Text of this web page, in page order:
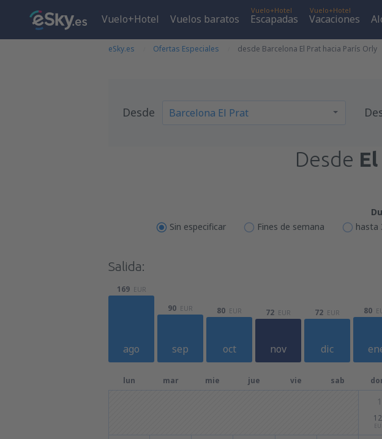
Vuelo+Hotel Vuelos baratos
Vuelo+Hotel
Escapadas
Vuelo+Hotel
Vacaciones
eSky.es Ofertas Especiales desde Barcelona El Prat hacia París Orly
Desde
Desde
Sin especificar
Fines de semana hasta
Salida:
ago
169 EUR
sep
90 EUR
oct
80 EUR
nov
72 EUR
dic
72 EUR 80
lun mar mie jue vie sab
1